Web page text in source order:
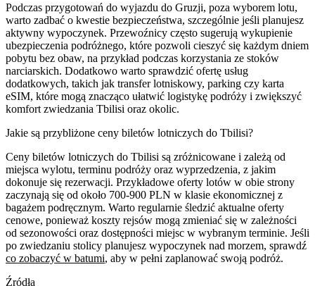
Podczas przygotowań do wyjazdu do Gruzji, poza wyborem lotu,
warto zadbać o kwestie bezpieczeństwa, szczególnie jeśli planujesz
aktywny wypoczynek. Przewoźnicy często sugerują wykupienie
ubezpieczenia podróżnego, które pozwoli cieszyć się każdym dniem
pobytu bez obaw, na przykład podczas korzystania ze stoków
narciarskich. Dodatkowo warto sprawdzić ofertę usług
dodatkowych, takich jak transfer lotniskowy, parking czy karta
eSIM, które mogą znacząco ułatwić logistykę podróży i zwiększyć
komfort zwiedzania Tbilisi oraz okolic.
Jakie są przybliżone ceny biletów lotniczych do Tbilisi?
Ceny biletów lotniczych do Tbilisi są zróżnicowane i zależą od
miejsca wylotu, terminu podróży oraz wyprzedzenia, z jakim
dokonuje się rezerwacji. Przykładowe oferty lotów w obie strony
zaczynają się od około 700-900 PLN w klasie ekonomicznej z
bagażem podręcznym. Warto regularnie śledzić aktualne oferty
cenowe, ponieważ koszty rejsów mogą zmieniać się w zależności
od sezonowości oraz dostępności miejsc w wybranym terminie. Jeśli
po zwiedzaniu stolicy planujesz wypoczynek nad morzem, sprawdź
co zobaczyć w batumi, aby w pełni zaplanować swoją podróż.
Źródła